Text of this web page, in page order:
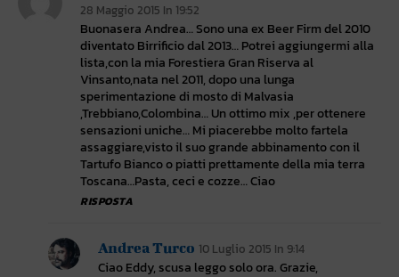
28 Maggio 2015 In 19:52
Buonasera Andrea… Sono una ex Beer Firm del 2010
diventato Birrificio dal 2013… Potrei aggiungermi alla
lista,con la mia Forestiera Gran Riserva al
Vinsanto,nata nel 2011, dopo una lunga
sperimentazione di mosto di Malvasia
,Trebbiano,Colombina… Un ottimo mix ,per ottenere
sensazioni uniche… Mi piacerebbe molto fartela
assaggiare,visto il suo grande abbinamento con il
Tartufo Bianco o piatti prettamente della mia terra
Toscana…Pasta, ceci e cozze… Ciao
RISPOSTA
Andrea Turco 10 Luglio 2015 In 9:14
Ciao Eddy, scusa leggo solo ora. Grazie,